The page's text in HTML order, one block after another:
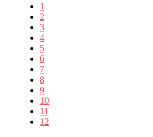
1
2
3
4
5
6
7
8
9
10
11
12